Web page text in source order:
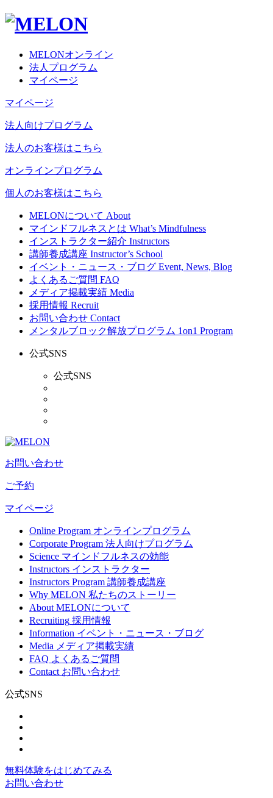
MELONオンライン
法人プログラム
マイページ
マイページ
法人向けプログラム
法人のお客様はこちら
オンラインプログラム
個人のお客様はこちら
MELONについて About
マインドフルネスとは What’s Mindfulness
インストラクター紹介 Instructors
講師養成講座 Instructor’s School
イベント・ニュース・ブログ Event, News, Blog
よくあるご質問 FAQ
メディア掲載実績 Media
採用情報 Recruit
お問い合わせ Contact
メンタルブロック解放プログラム 1on1 Program
公式SNS
公式SNS
お問い合わせ
ご予約
マイページ
Online Program オンラインプログラム
Corporate Program 法人向けプログラム
Science マインドフルネスの効能
Instructors インストラクター
Instructors Program 講師養成講座
Why MELON 私たちのストーリー
About MELONについて
Recruiting 採用情報
Information イベント・ニュース・ブログ
Media メディア掲載実績
FAQ よくあるご質問
Contact お問い合わせ
公式SNS
無料体験をはじめてみる
お問い合わせ